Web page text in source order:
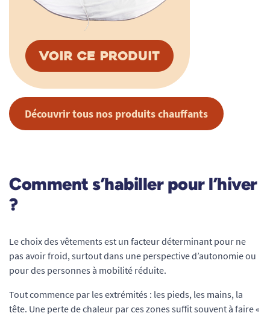
Découvrir tous nos produits chauffants
Comment s’habiller pour l’hiver
?
Le choix des vêtements est un facteur déterminant pour ne
pas avoir froid, surtout dans une perspective d’autonomie ou
pour des personnes à mobilité réduite.
Tout commence par les extrémités : les pieds, les mains, la
tête. Une perte de chaleur par ces zones suffit souvent à faire «